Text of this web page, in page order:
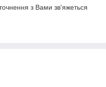
з Вами зв'яжеться